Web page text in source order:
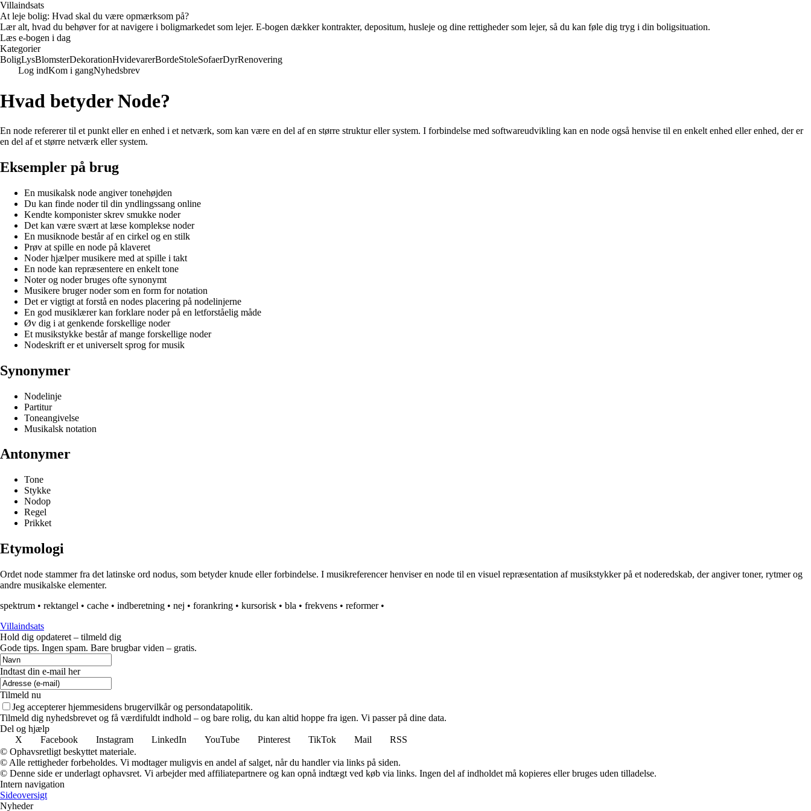
Villaindsats
At leje bolig: Hvad skal du være opmærksom på?
Lær alt, hvad du behøver for at navigere i boligmarkedet som lejer. E-bogen dækker kontrakter, depositum, husleje og dine rettigheder som lejer, så du kan føle dig tryg i din boligsituation.
Læs e-bogen i dag
Kategorier
BoligLysBlomsterDekorationHvidevarerBordeStoleSofaerDyrRenovering
Log indKom i gangNyhedsbrev
Hvad betyder Node?
En node refererer til et punkt eller en enhed i et netværk, som kan være en del af en større struktur eller system. I forbindelse med softwareudvikling kan en node også henvise til en enkelt enhed eller enhed, der er
en del af et større netværk eller system.
Eksempler på brug
En musikalsk node angiver tonehøjden
Du kan finde noder til din yndlingssang online
Kendte komponister skrev smukke noder
Det kan være svært at læse komplekse noder
En musiknode består af en cirkel og en stilk
Prøv at spille en node på klaveret
Noder hjælper musikere med at spille i takt
En node kan repræsentere en enkelt tone
Noter og noder bruges ofte synonymt
Musikere bruger noder som en form for notation
Det er vigtigt at forstå en nodes placering på nodelinjerne
En god musiklærer kan forklare noder på en letforståelig måde
Øv dig i at genkende forskellige noder
Et musikstykke består af mange forskellige noder
Nodeskrift er et universelt sprog for musik
Synonymer
Nodelinje
Partitur
Toneangivelse
Musikalsk notation
Antonymer
Tone
Stykke
Nodop
Regel
Prikket
Etymologi
Ordet node stammer fra det latinske ord nodus, som betyder knude eller forbindelse. I musikreferencer henviser en node til en visuel repræsentation af musikstykker på et noderedskab, der angiver toner, rytmer og
andre musikalske elementer.
spektrum • rektangel • cache • indberetning • nej • forankring • kursorisk • bla • frekvens • reformer•
Villaindsats
Hold dig opdateret – tilmeld dig
Gode tips. Ingen spam. Bare brugbar viden – gratis.
Indtast din e-mail her
Tilmeld nu
Jeg accepterer hjemmesidens brugervilkår og persondatapolitik.
Tilmeld dig nyhedsbrevet og få værdifuldt indhold – og bare rolig, du kan altid hoppe fra igen. Vi passer på dine data.
Del og hjælp
X
Facebook Instagram LinkedIn YouTube Pinterest TikTok Mail
RSS
© Ophavsretligt beskyttet materiale.
© Alle rettigheder forbeholdes. Vi modtager muligvis en andel af salget, når du handler via links på siden.
© Denne side er underlagt ophavsret. Vi arbejder med affiliatepartnere og kan opnå indtægt ved køb via links. Ingen del af indholdet må kopieres eller bruges uden tilladelse.
Intern navigation
Sideoversigt
Nyheder